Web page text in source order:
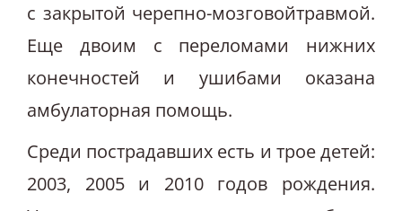
с закрытой черепно-мозговойтравмой.
Еще двоим с переломами нижних
конечностей и ушибами оказана
амбулаторная помощь.
Среди пострадавших есть и трое детей:
2003, 2005 и 2010 годов рождения.